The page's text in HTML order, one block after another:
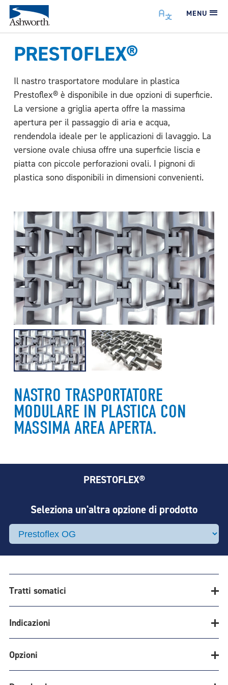
MENU
NASTRO TRASPORTATORE
MODULARE IN PLASTICA CON
MASSIMA AREA APERTA.
PRESTOFLEX®
Il nastro trasportatore modulare in plastica
Prestoflex® è disponibile in due opzioni di superficie.
La versione a griglia aperta offre la massima
apertura per il passaggio di aria e acqua,
rendendola ideale per le applicazioni di lavaggio. La
versione ovale chiusa offre una superficie liscia e
piatta con piccole perforazioni ovali. I pignoni di
plastica sono disponibili in dimensioni convenienti.
PRESTOFLEX®
Seleziona un'altra opzione di prodotto
Tratti somatici
FACILE MONTAGGIO E RIPARAZIONE CON
L'ESCLUSIVA STRUTTURA SENZA
Indicazioni
Opzioni